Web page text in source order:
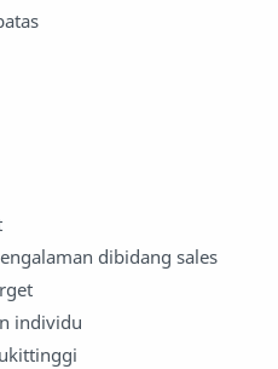
dibidang sales
individu